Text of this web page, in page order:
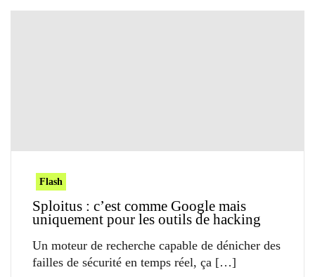
Flash
Sploitus : c’est comme Google mais
uniquement pour les outils de hacking
Un moteur de recherche capable de dénicher des
failles de sécurité en temps réel, ça